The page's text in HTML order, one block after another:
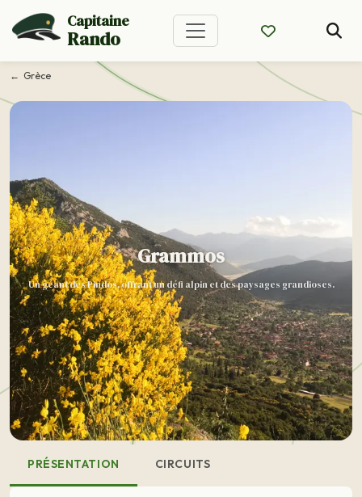
Capitaine
Rando
Grèce
Grammos
Un géant des Pindos, offrant un défi alpin et des paysages grandioses.
PRÉSENTATION CIRCUITS